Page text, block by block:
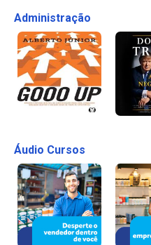
Administração
Áudio Cursos